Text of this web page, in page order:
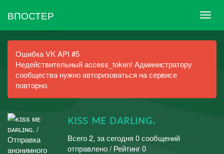
ВПОСТЕР
Ошибка VK API #5
Недействительный access_token! Администратору
сообщества нужно авторизоваться на сервисе
повторно.
ᴋɪss ᴍᴇ ᴅᴀʀʟɪɴɢ.
Всего 2, за сегодня 0 сообщений
отправлено / Рейтинг 0